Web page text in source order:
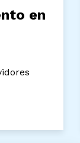
en